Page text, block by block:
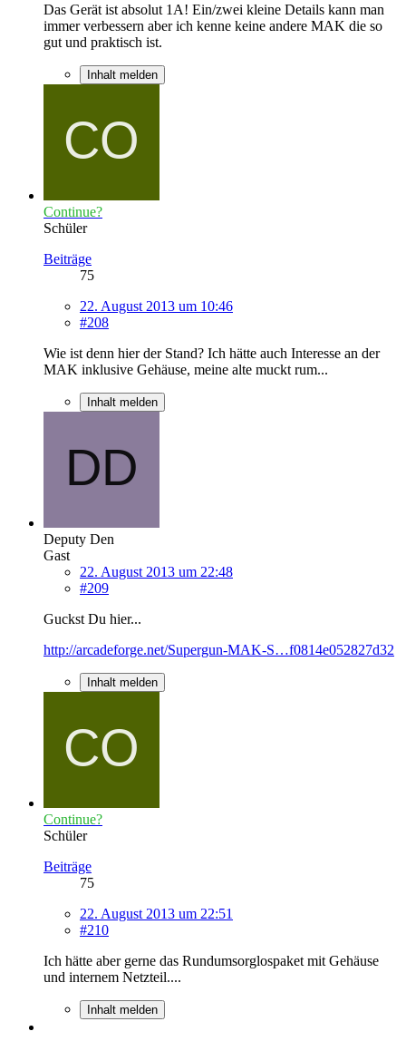
Das Gerät ist absolut 1A! Ein/zwei kleine Details kann man
immer verbessern aber ich kenne keine andere MAK die so
gut und praktisch ist.
Inhalt melden
Continue?
Schüler
Beiträge
75
22. August 2013 um 10:46
#208
Wie ist denn hier der Stand? Ich hätte auch Interesse an der
MAK inklusive Gehäuse, meine alte muckt rum...
Inhalt melden
Deputy Den
Gast
22. August 2013 um 22:48
#209
Guckst Du hier...
http://arcadeforge.net/Supergun-MAK-S…f0814e052827d32
Inhalt melden
Continue?
Schüler
Beiträge
75
22. August 2013 um 22:51
#210
Ich hätte aber gerne das Rundumsorglospaket mit Gehäuse
und internem Netzteil....
Inhalt melden